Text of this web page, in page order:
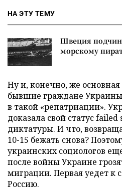
НА ЭТУ ТЕМУ
Швеция
морскому
Ну и, конечно, же
бывшие граждане Украины
в такой «репатриации».
доказала свой статус
диктатуры. И что,
10-15 бежать снова?
украинских социологов
после войны Украине
миграции. Первая уедет к
Россию.